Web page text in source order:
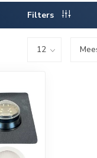
Filters